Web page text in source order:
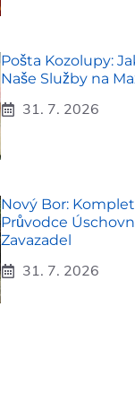
Pošta Kozolupy:
Naše Služby na
31. 7. 2026
Nový Bor:
Průvodce
Zavazadel
31. 7. 2026